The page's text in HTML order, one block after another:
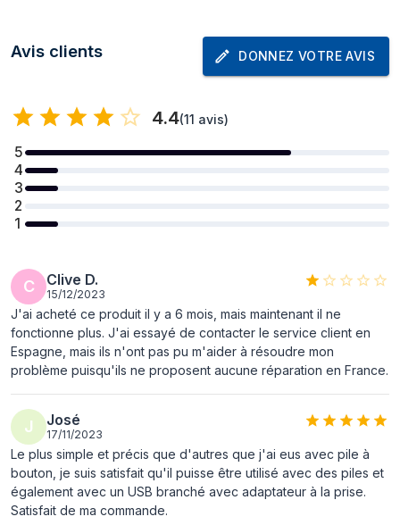
Rétroéclairage à
Oui
Couleur de
Backlight
Batterie
Technologie
batterie
Nombre de
batteries prises en
Tension des piles
Témoin de charge
faible
Caractéristiques
Avis clients DONNEZ VOTRE AVIS
4.4(11 avis)
5
4
3
2
1
C Clive D.
15/12/2023
J'ai acheté ce produit il y a 6 mois, mais maintenant il ne
fonctionne plus. J'ai essayé de contacter le service client en
Espagne, mais ils n'ont pas pu m'aider à résoudre mon
problème puisqu'ils ne proposent aucune réparation en France.
J José
17/11/2023
Le plus simple et précis que d'autres que j'ai eus avec pile à
bouton, je suis satisfait qu'il puisse être utilisé avec des piles et
également avec un USB branché avec adaptateur à la prise.
Satisfait de ma commande.